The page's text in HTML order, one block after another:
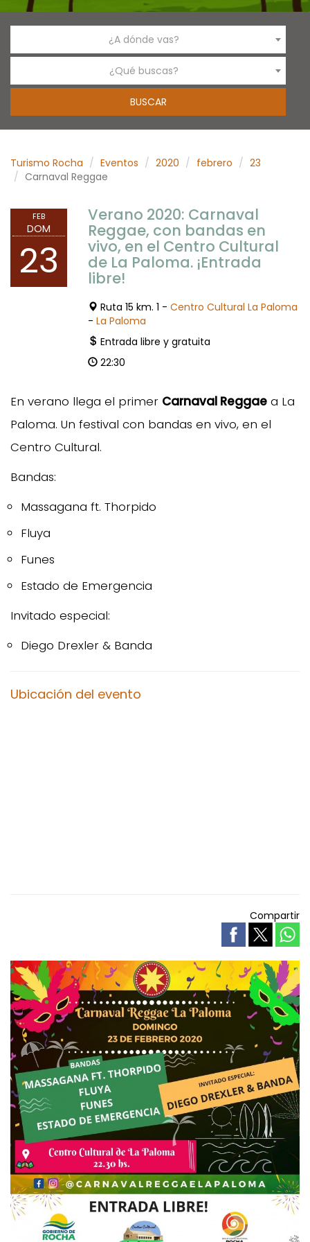
¿A dónde vas?
¿Qué buscas?
Turismo Rocha Eventos 2020 febrero
23
Carnaval Reggae
FEB
DOM
23
Verano 2020: Carnaval
Reggae, con bandas en
vivo, en el Centro Cultural
de La Paloma. ¡Entrada
libre!
Ruta 15 km. 1 - Centro Cultural La Paloma
- La Paloma
Entrada libre y gratuita
22:30
En verano llega el primer Carnaval Reggae a La
Paloma. Un festival con bandas en vivo, en el
Centro Cultural.
Bandas:
Massagana ft. Thorpido
Fluya
Funes
Estado de Emergencia
Invitado especial:
Diego Drexler & Banda
Ubicación del evento
Compartir